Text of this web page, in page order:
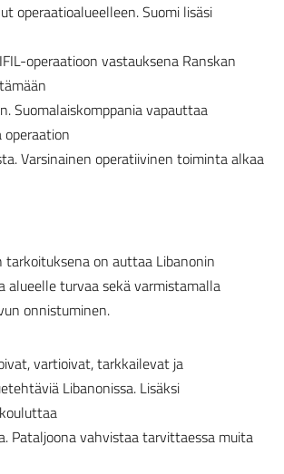
operaatioalueelleen. Suomi lisäsi
operaatioon vastauksena Ranskan
Suomalaiskomppania vapauttaa
operaation
Varsinainen operatiivinen toiminta alkaa
tarkoituksena on auttaa Libanonin
alueelle turvaa sekä varmistamalla
onnistuminen.
vartioivat, tarkkailevat ja
Libanonissa. Lisäksi
Pataljoona vahvistaa tarvittaessa muita